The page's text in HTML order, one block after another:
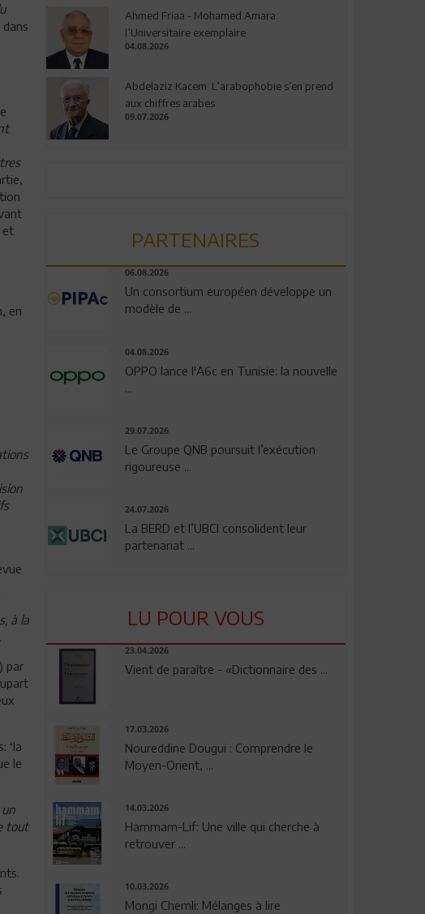
et
en
à la
par
‘la
le
tout
Ahmed Friaa - Mohamed Amara:
l’Universitaire exemplaire
04.08.2026
Abdelaziz Kacem: L’arabophobie s’en prend
aux chiffres arabes
09.07.2026
PARTENAIRES
06.08.2026
Un consortium européen développe un
modèle de ...
04.08.2026
OPPO lance l'A6c en Tunisie: la nouvelle
29.07.2026
Le Groupe QNB poursuit l’exécution
rigoureuse ...
24.07.2026
La BERD et l’UBCI consolident leur
partenariat ...
LU POUR VOUS
23.04.2026
Vient de paraître - «Dictionnaire des ...
17.03.2026
Noureddine Dougui : Comprendre le
Moyen-Orient, ...
14.03.2026
Hammam-Lif: Une ville qui cherche à
retrouver ...
10.03.2026
Mongi Chemli: Mélanges à lire